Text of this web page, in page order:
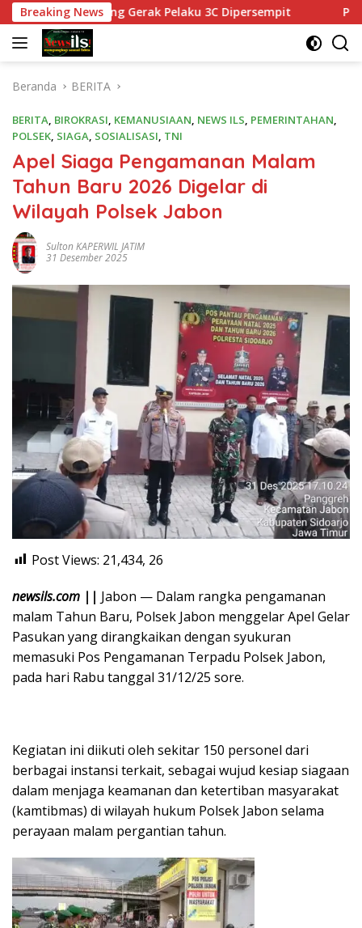
Langsung
ke
konten
Breaking News
Ruang Gerak Pelaku 3C Dipersempit Polres
Beranda BERITA
BERITA, BIROKRASI, KEMANUSIAAN, NEWS ILS, PEMERINTAHAN,
POLSEK, SIAGA, SOSIALISASI, TNI
Apel Siaga Pengamanan Malam
Tahun Baru 2026 Digelar di
Wilayah Polsek Jabon
Sulton KAPERWIL JATIM
31 Desember 2025
Post Views: 21,434, 26
newsils.com || Jabon — Dalam rangka pengamanan
malam Tahun Baru, Polsek Jabon menggelar Apel Gelar
Pasukan yang dirangkaikan dengan syukuran
memasuki Pos Pengamanan Terpadu Polsek Jabon,
pada hari Rabu tanggal 31/12/25 sore.
Kegiatan ini diikuti oleh sekitar 150 personel dari
berbagai instansi terkait, sebagai wujud kesiap siagaan
dalam menjaga keamanan dan ketertiban masyarakat
(kamtibmas) di wilayah hukum Polsek Jabon selama
perayaan malam pergantian tahun.